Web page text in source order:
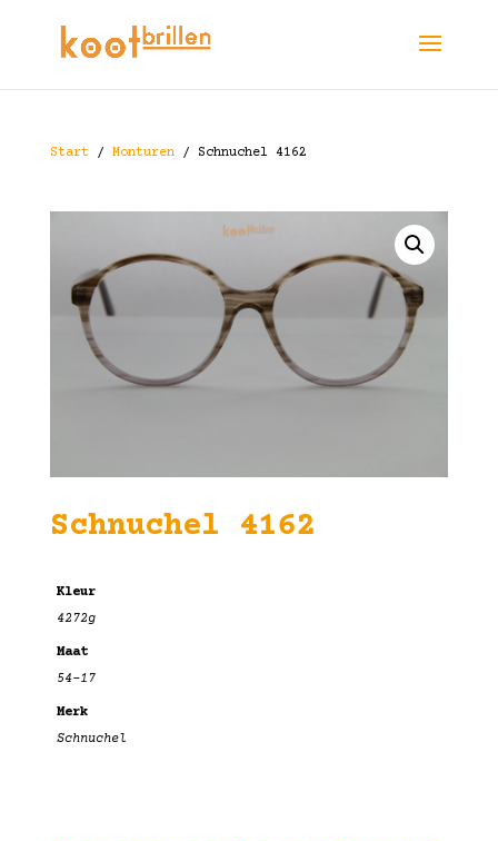
Start/ Monturen/ Schnuchel 4162
Schnuchel 4162
Kleur
4272g
Maat
54-17
Merk
Schnuchel